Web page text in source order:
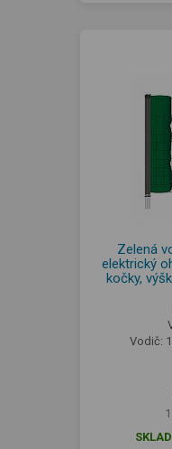
Zelená
elektrický
kočky,
Vodič: